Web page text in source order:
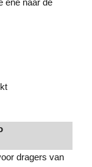
dragers van